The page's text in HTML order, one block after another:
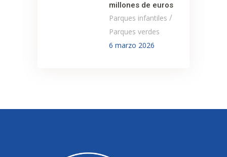
millones de euros
Parques infantiles /
Parques verdes
6 marzo 2026